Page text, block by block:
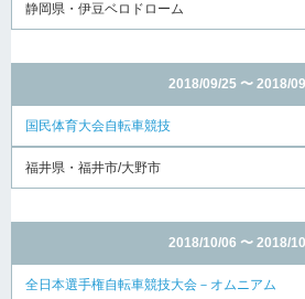
静岡県・伊豆ベロドローム
2018/09/25 〜 2018/
国民体育大会自転車競技
福井県・福井市/大野市
2018/10/06 〜 2018/
全日本選手権自転車競技大会－オムニアム